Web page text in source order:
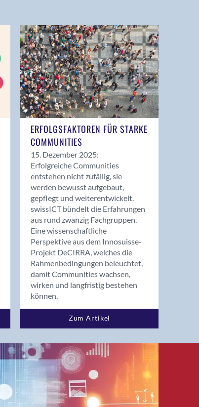
ERFOLGSFAKTOREN FÜR STARKE
COMMUNITIES
15. Dezember 2025:
Erfolgreiche Communities
entstehen nicht zufällig, sie
werden bewusst aufgebaut,
gepflegt und weiterentwickelt.
swissICT bündelt die Erfahrungen
aus rund zwanzig Fachgruppen.
Eine wissenschaftliche
Perspektive aus dem Innosuisse-
Projekt DeCIRRA, welches die
Rahmenbedingungen beleuchtet,
damit Communities wachsen,
wirken und langfristig bestehen
können.
Zum Artikel